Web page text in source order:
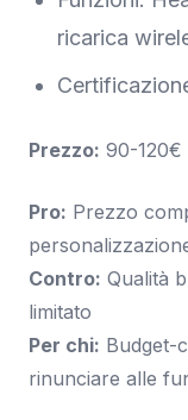
ricarica
Prezzo: 90-120€
Pro: Prezzo
Contro: Qualità
limitato
Per chi: Budget-
rinunciare alle